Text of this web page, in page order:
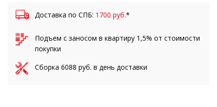
Доставка по СПБ: 1700 руб.*
Подъем с заносом в квартиру 1,5% от стоимости
покупки
Сборка 6088 руб. в день доставки